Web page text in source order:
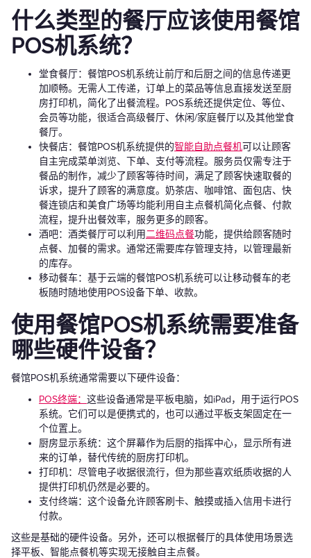
什么类型的餐厅应该使用餐馆
POS机系统？
堂食餐厅：餐馆POS机系统让前厅和后厨之间的信息传递更
加顺畅。无需人工传递，订单上的菜品等信息直接发送至厨
房打印机，简化了出餐流程。POS系统还提供定位、等位、
会员等功能，很适合高级餐厅、休闲/家庭餐厅以及其他堂食
餐厅。
快餐店：餐馆POS机系统提供的智能自助点餐机可以让顾客
自主完成菜单浏览、下单、支付等流程。服务员仅需专注于
餐品的制作，减少了顾客等待时间，满足了顾客快速取餐的
诉求，提升了顾客的满意度。奶茶店、咖啡馆、面包店、快
餐连锁店和美食广场等均能利用自主点餐机简化点餐、付款
流程，提升出餐效率，服务更多的顾客。
酒吧：酒类餐厅可以利用二维码点餐功能，提供给顾客随时
点餐、加餐的需求。通常还需要库存管理支持，以管理最新
的库存。
移动餐车：基于云端的餐馆POS机系统可以让移动餐车的老
板随时随地使用POS设备下单、收款。
使用餐馆POS机系统需要准备
哪些硬件设备？
餐馆POS机系统通常需要以下硬件设备：
POS终端： 这些设备通常是平板电脑，如iPad，用于运行POS
系统。它们可以是便携式的，也可以通过平板支架固定在一
个位置上。
厨房显示系统：这个屏幕作为后厨的指挥中心，显示所有进
来的订单，替代传统的厨房打印机。
打印机：尽管电子收据很流行，但为那些喜欢纸质收据的人
提供打印机仍然是必要的。
支付终端：这个设备允许顾客刷卡、触摸或插入信用卡进行
付款。
这些是基础的硬件设备。另外，还可以根据餐厅的具体使用场景选
择平板、智能点餐机等实现无接触自主点餐。